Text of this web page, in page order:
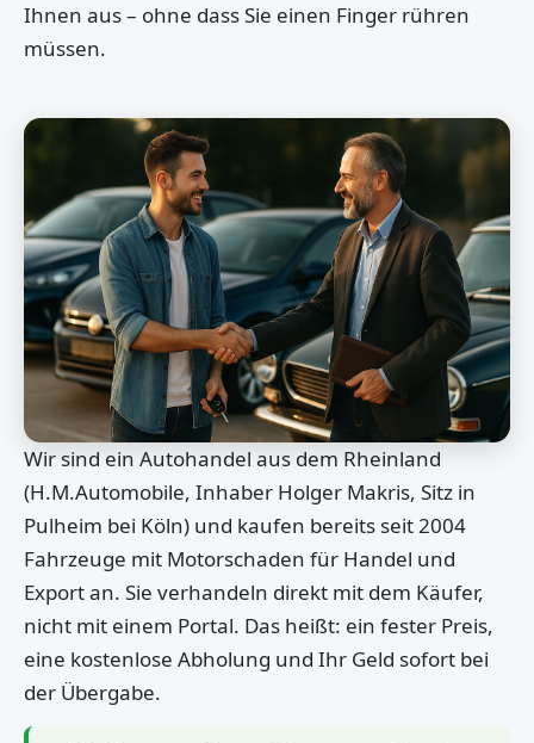
Ihnen aus – ohne dass Sie einen Finger rühren
müssen.
Wir sind ein Autohandel aus dem Rheinland
(H.M.Automobile, Inhaber Holger Makris, Sitz in
Pulheim bei Köln) und kaufen bereits seit 2004
Fahrzeuge mit Motorschaden für Handel und
Export an. Sie verhandeln direkt mit dem Käufer,
nicht mit einem Portal. Das heißt: ein fester Preis,
eine kostenlose Abholung und Ihr Geld sofort bei
der Übergabe.